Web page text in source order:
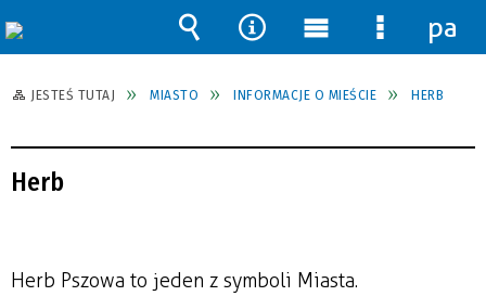
JESTEŚ TUTAJ MIASTO INFORMACJE O MIEŚCIE HERB
Herb
Herb Pszowa to jeden z symboli Miasta.
Wyszukiwarka
Narzędzia
Menu
główne
Menu